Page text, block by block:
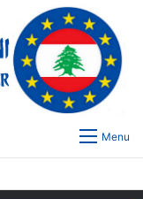
Menu